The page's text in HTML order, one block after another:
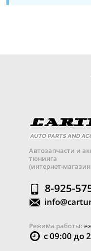
Автозапчасти и
тюнинга
(интернет-
8-925-
Режима работы:
с 09:00 до